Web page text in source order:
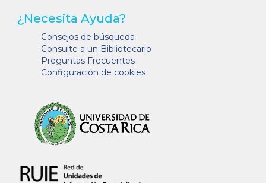
¿Necesita Ayuda?
Consejos de búsqueda
Consulte a un Bibliotecario
Preguntas Frecuentes
Configuración de cookies